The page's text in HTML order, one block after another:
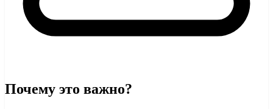
Почему это важно?